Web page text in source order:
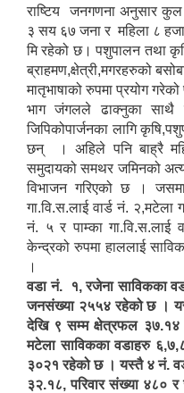
राष्टिय जनगणना अनुसार
३ सय ६७ जना र महिला ८
मि रहेको छ। पशुपालन तथा
ब्राहमण,क्षेत्री,मगरहरुको
मातृभाषाको रुपमा प्रयोग
भाग जंगलले ढाक्नुका साथै
जिपिकोपार्जनका लागि
छन् । अहिले पनि बाह्रै
समुदायको समथर जमिनको
विभाजन गरिएको छ ।
गा.वि.स.लाई वार्ड नं. २,मटेला
नं. ५ र पाम्का गा.वि.स.लाई
केन्द्रको रुपमा हाललाई
।
वडा नं. १, रजेना साविकका
जनसंख्या २५५४ रहेको छ । यसै
देखि ९ सम्म क्षेत्रफल
मटेला साविकका वडाहरु
३०२१ रहेको छ । यस्तै ४ नं.
३२.१८, परिवार संख्या